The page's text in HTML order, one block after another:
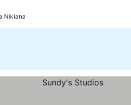
Nikiana